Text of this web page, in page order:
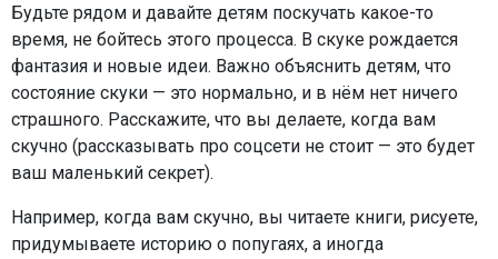
Будьте рядом и давайте детям поскучать какое-то
время, не бойтесь этого процесса. В скуке рождается
фантазия и новые идеи. Важно объяснить детям, что
состояние скуки — это нормально, и в нём нет ничего
страшного. Расскажите, что вы делаете, когда вам
скучно (рассказывать про соцсети не стоит — это будет
ваш маленький секрет).
Например, когда вам скучно, вы читаете книги, рисуете,
придумываете историю о попугаях, а иногда